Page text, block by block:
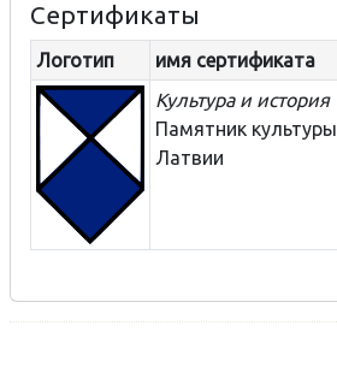
Сертификаты
Логотип имя сертификата
Культура и история
Памятник культуры
Латвии